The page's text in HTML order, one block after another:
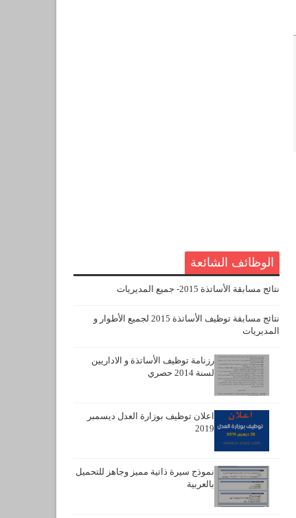
الوظائف الشائعة
نتائج مسابقة الأساتذة 2015- جميع المديريات
نتائج مسابقة توظيف الأساتذة 2015 لجميع الأطوار و
المديريات
رزنامة توظيف الأساتذة و الاداريين
لسنة 2014 حصري
اعلان توظيف بوزارة العدل ديسمبر
2019
نموذج سيرة ذاتية مميز وجاهز للتحميل
بالعربية